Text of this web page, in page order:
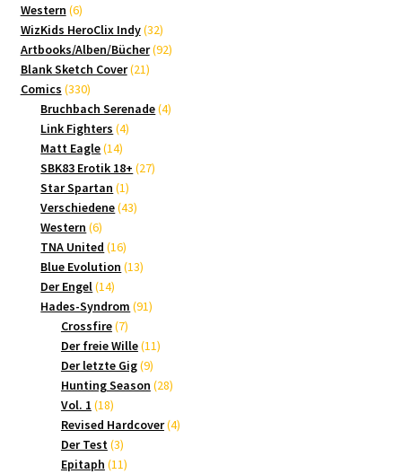
Western 66
Produkte
WizKids HeroClix Indy 3232
Produkte
Artbooks/Alben/Bücher 9292
Blank Sketch Cover 2121
Comics 330330
Produkte
Bruchbach Serenade 44
Link Fighters 44
Matt Eagle 1414
Produkte
SBK83 Erotik 18+ 2727
Star Spartan 11
Produkt
Verschiedene 4343
Western 66
Produkte
TNA United 1616
Produkte
Blue Evolution 1313
Der Engel 1414
Produkte
Hades-Syndrom 9191
Crossfire 77
Produkte
Der freie Wille 1111
Der letzte Gig 99
Produkte
Hunting Season 2828
Vol. 1 1818
Produkte
Revised Hardcover 44
Der Test 33
Produkte
Epitaph 1111